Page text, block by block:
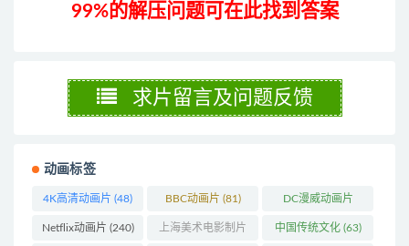
99%的解压问题可在此找到答案
求片留言及问题反馈
动画标签
4K高清动画片 (48) BBC动画片 (81) DC漫威动画片
(104)
Netflix动画片 (240) 上海美术电影制片 中国传统文化(63)